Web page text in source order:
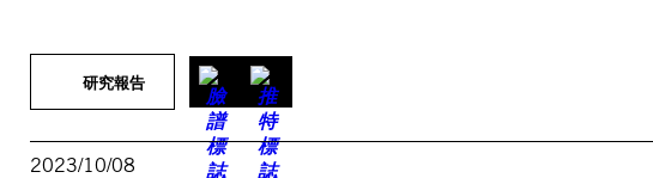
研究報告
2023/10/08